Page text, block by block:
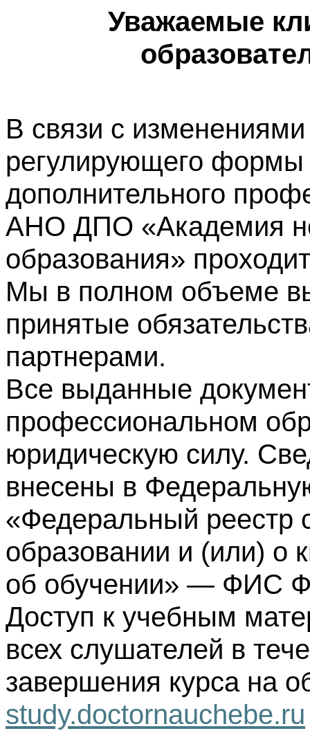
Уважаемые
В связи с изменениями
регулирующего формы
дополнительного
АНО ДПО «Академия
образования»
Мы в полном объеме
принятые
партнерами.
Все выданные
профессиональном
юридическую силу.
внесены в
«Федеральный реестр
образовании и (или) о
об обучении» — ФИС
Доступ к учебным
всех слушателей в
завершения курса на
study.doctornauchebe.ru